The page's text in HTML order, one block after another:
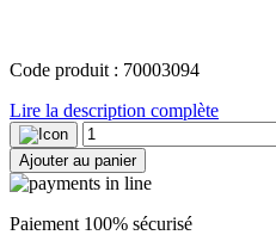
Code produit : 70003094
Lire la description complète
quantité
de
Mikrozid®
AF
lingettes
Ajouter au panier
Paiement 100% sécurisé